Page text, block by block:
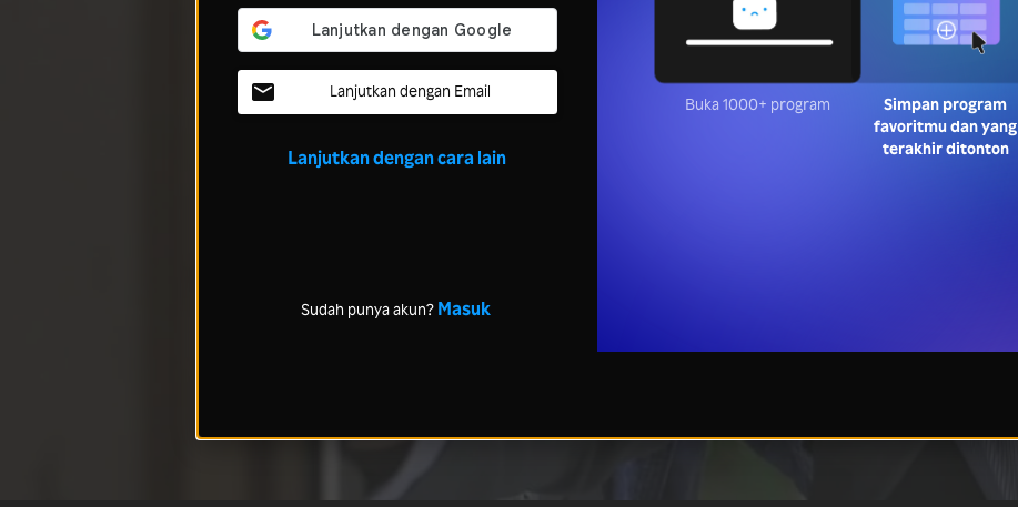
Lanjutkan dengan Email
Lanjutkan dengan cara lain
Sudah punya akun? Masuk
Buka 1000+ program
Simpan program
favoritmu dan yang
terakhir ditonton